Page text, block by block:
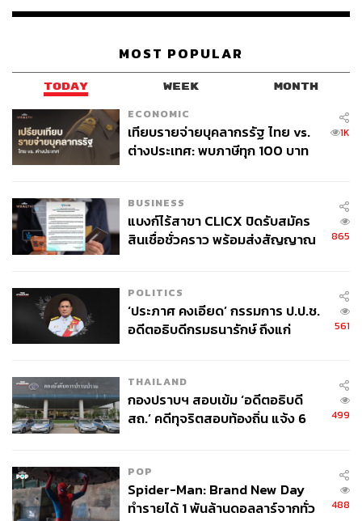
ABOUT THE AUTHOR
ไพศาล ฮาแว
ABOUT THE PHOTOGRAPHER
ศวิตา พูลเสถียร
MOST POPULAR
TODAY WEEK MONTH
ECONOMIC
เทียบรายจ่ายบุคลากรรัฐ ไทย vs.
ต่างประเทศ: พบภาษีทุก 100 บาท
1K
BUSINESS
แบงก์ไร้สาขา CLICX ปิดรับสมัคร
สินเชื่อชั่วคราว พร้อมส่งสัญญาณ
865
POLITICS
‘ประภาศ คงเอียด’ กรรมการ ป.ป.ช.
อดีตอธิบดีกรมธนารักษ์ ถึงแก่
561
THAILAND
กองปราบฯ สอบเข้ม ‘อดีตอธิบดี
สถ.’ คดีทุจริตสอบท้องถิ่น แจ้ง 6
499
POP
Spider-Man: Brand New Day
ทำรายได้ 1 พันล้านดอลลาร์จากทั่ว
488